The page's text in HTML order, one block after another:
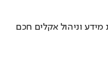
וניהול אקלים חכם